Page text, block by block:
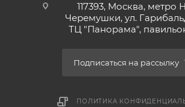
117393, Москва, метро
Черемушки, ул.
ТЦ "Панорама",
Подписаться на рассылку
ПОЛИТИКА